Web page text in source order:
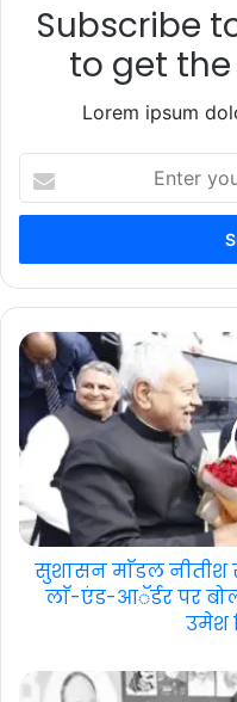
Subscribe
to get
Lorem ipsum
your
Email
सुशासन माॅडल नीतीश
लाॅ-एंड-आॅर्डर पर
उमेश